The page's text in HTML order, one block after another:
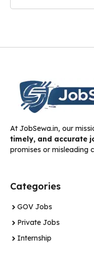
At JobSewa.in, our
timely, and accurate
promises or misleading
Categories
GOV Jobs
Private Jobs
Internship